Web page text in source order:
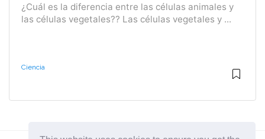
¿Cuál es la diferencia entre las células animales y
las células vegetales?? Las células vegetales y ...
Ciencia